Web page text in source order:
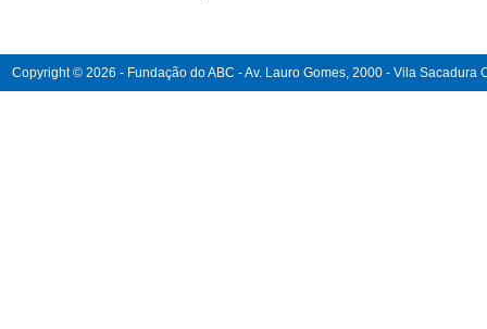
Copyright © 2026 - Fundação do ABC - Av. Lauro Gomes, 2000 - Vila